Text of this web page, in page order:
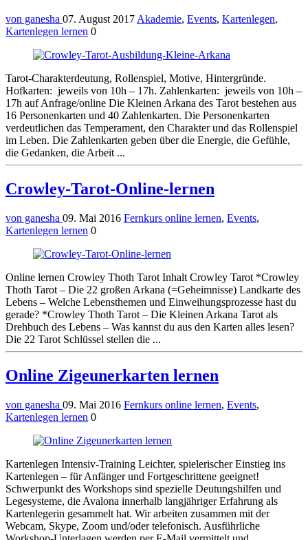
von ganesha 07. August 2017 Akademie, Events, Kartenlegen,
Kartenlegen lernen 0
Tarot-Charakterdeutung, Rollenspiel, Motive, Hintergründe.
Hofkarten: jeweils von 10h – 17h. Zahlenkarten: jeweils von 10h –
17h auf Anfrage/online Die Kleinen Arkana des Tarot bestehen aus
16 Personenkarten und 40 Zahlenkarten. Die Personenkarten
verdeutlichen das Temperament, den Charakter und das Rollenspiel
im Leben. Die Zahlenkarten geben über die Energie, die Gefühle,
die Gedanken, die Arbeit ...
Crowley-Tarot-Online-lernen
von ganesha 09. Mai 2016 Fernkurs online lernen, Events,
Kartenlegen lernen 0
Online lernen Crowley Thoth Tarot Inhalt Crowley Tarot *Crowley
Thoth Tarot – Die 22 großen Arkana (=Geheimnisse) Landkarte des
Lebens – Welche Lebensthemen und Einweihungsprozesse hast du
gerade? *Crowley Thoth Tarot – Die Kleinen Arkana Tarot als
Drehbuch des Lebens – Was kannst du aus den Karten alles lesen?
Die 22 Tarot Schlüssel stellen die ...
Online Zigeunerkarten lernen
von ganesha 09. Mai 2016 Fernkurs online lernen, Events,
Kartenlegen lernen 0
Kartenlegen Intensiv-Training Leichter, spielerischer Einstieg ins
Kartenlegen – für Anfänger und Fortgeschrittene geeignet!
Schwerpunkt des Workshops sind spezielle Deutungshilfen und
Legesysteme, die Avalona innerhalb langjähriger Erfahrung als
Kartenlegerin gesammelt hat. Wir arbeiten zusammen mit der
Webcam, Skype, Zoom und/oder telefonisch. Ausführliche